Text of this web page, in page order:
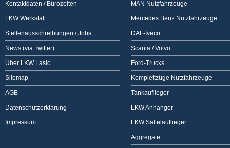
Kontaktdaten / Bürozeiten
LKW Werkstatt
Stellenausschreibungen / Jobs
News (via Twitter)
Über LKW Lasic
Sitemap
AGB
Datenschutzerklärung
Impressum
MAN Nutzfahrzeuge
Mercedes Benz Nutzfahrzeuge
DAF-Iveco
Scania / Volvo
Ford-Trucks
Komplettzüge Nutzfahrzeuge
Tankauflieger
LKW Anhänger
LKW Sattelauflieger
Aggregate